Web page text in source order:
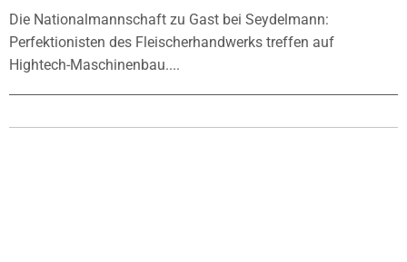
Die Nationalmannschaft zu Gast bei Seydelmann:
Perfektionisten des Fleischerhandwerks treffen auf
Hightech-Maschinenbau....